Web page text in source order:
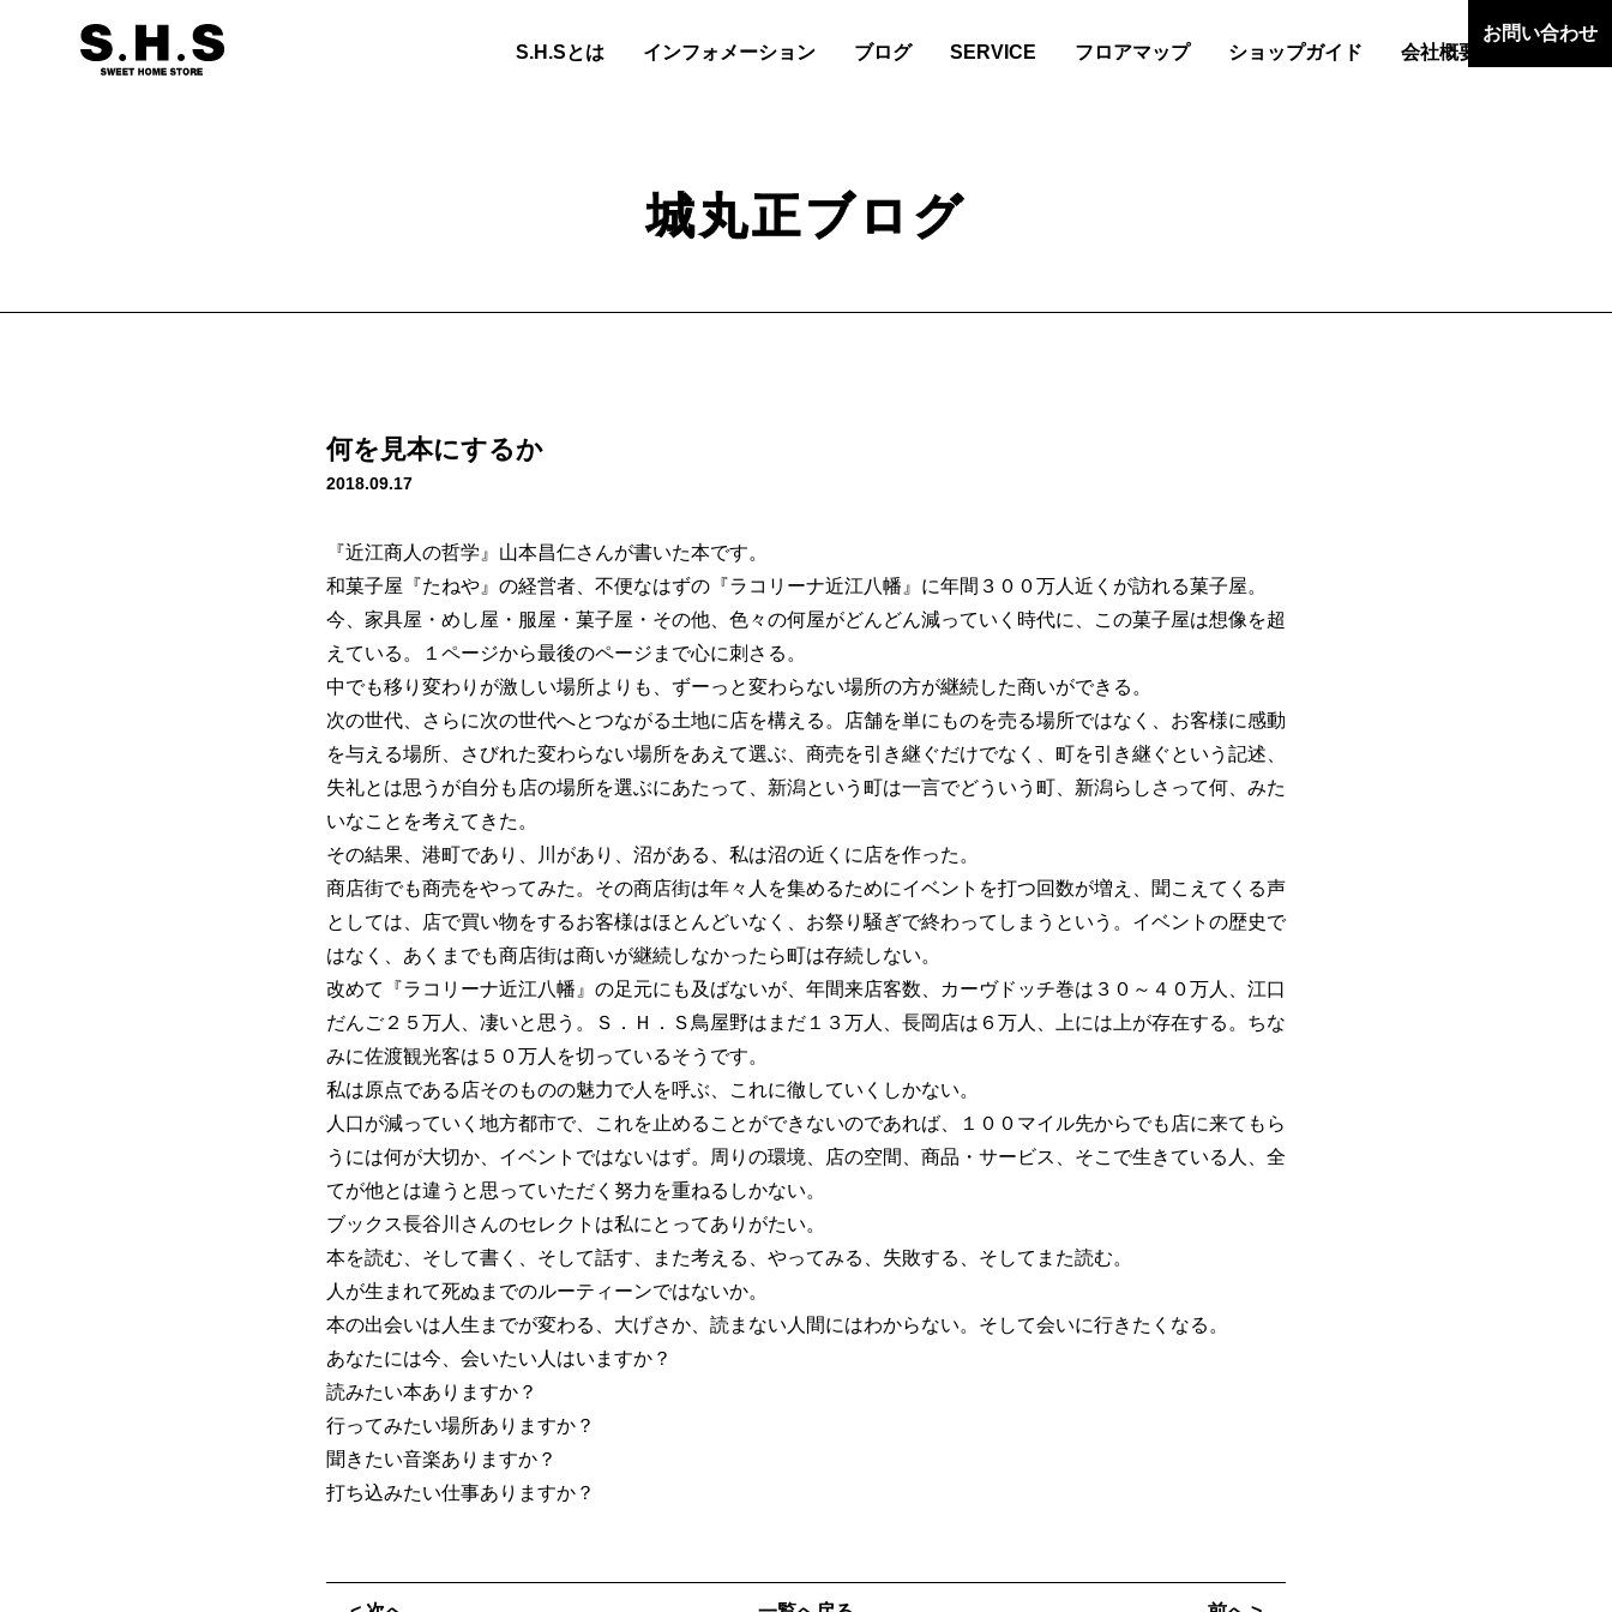
S.H.Sとは インフォメーション ブログ SERVICE フロアマップ ショップガイド 会社概要
お問い合わせ
城丸正ブログ
何を見本にするか
2018.09.17
『近江商人の哲学』山本昌仁さんが書いた本です。
和菓子屋『たねや』の経営者、不便なはずの『ラコリーナ近江八幡』に年間３００万人近くが訪れる菓子屋。
今、家具屋・めし屋・服屋・菓子屋・その他、色々の何屋がどんどん減っていく時代に、この菓子屋は想像を超
えている。１ページから最後のページまで心に刺さる。
中でも移り変わりが激しい場所よりも、ずーっと変わらない場所の方が継続した商いができる。
次の世代、さらに次の世代へとつながる土地に店を構える。店舗を単にものを売る場所ではなく、お客様に感動
を与える場所、さびれた変わらない場所をあえて選ぶ、商売を引き継ぐだけでなく、町を引き継ぐという記述、
失礼とは思うが自分も店の場所を選ぶにあたって、新潟という町は一言でどういう町、新潟らしさって何、みた
いなことを考えてきた。
その結果、港町であり、川があり、沼がある、私は沼の近くに店を作った。
商店街でも商売をやってみた。その商店街は年々人を集めるためにイベントを打つ回数が増え、聞こえてくる声
としては、店で買い物をするお客様はほとんどいなく、お祭り騒ぎで終わってしまうという。イベントの歴史で
はなく、あくまでも商店街は商いが継続しなかったら町は存続しない。
改めて『ラコリーナ近江八幡』の足元にも及ばないが、年間来店客数、カーヴドッチ巻は３０～４０万人、江口
だんご２５万人、凄いと思う。Ｓ．Ｈ．Ｓ鳥屋野はまだ１３万人、長岡店は６万人、上には上が存在する。ちな
みに佐渡観光客は５０万人を切っているそうです。
私は原点である店そのものの魅力で人を呼ぶ、これに徹していくしかない。
人口が減っていく地方都市で、これを止めることができないのであれば、１００マイル先からでも店に来てもら
うには何が大切か、イベントではないはず。周りの環境、店の空間、商品・サービス、そこで生きている人、全
てが他とは違うと思っていただく努力を重ねるしかない。
ブックス長谷川さんのセレクトは私にとってありがたい。
本を読む、そして書く、そして話す、また考える、やってみる、失敗する、そしてまた読む。
人が生まれて死ぬまでのルーティーンではないか。
本の出会いは人生までが変わる、大げさか、読まない人間にはわからない。そして会いに行きたくなる。
あなたには今、会いたい人はいますか？
読みたい本ありますか？
行ってみたい場所ありますか？
聞きたい音楽ありますか？
打ち込みたい仕事ありますか？